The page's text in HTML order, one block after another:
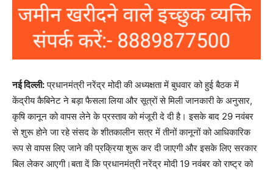
नई दिल्ली:प्रधानमंत्री नरेंद्र मोदी की अध्यक्षता में बुधवार को हुई बैठक में
केंद्रीय कैबिनेट ने बड़ा फैसला लिया और सूत्रों से मिली जानकारी के अनुसार,
कृषि कानून को वापस लेने के प्रस्ताव को मंजूरी दे दी है। इसके बाद 29 नवंबर
से शुरू होने जा रहे संसद के शीतकालीन सत्र में तीनों कानूनों को आधिकारिक
रूप से वापस लिए जाने की प्रक्रिया शुरू कर दी जाएगी और इसके लिए सरकार
बिल लेकर आएगी।बता दें कि प्रधानमंत्री नरेंद्र मोदी 19 नवंबर को राष्ट्र को